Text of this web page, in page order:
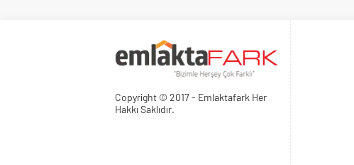
Copyright © 2017 - Emlaktafark Her
Hakkı Saklıdır.